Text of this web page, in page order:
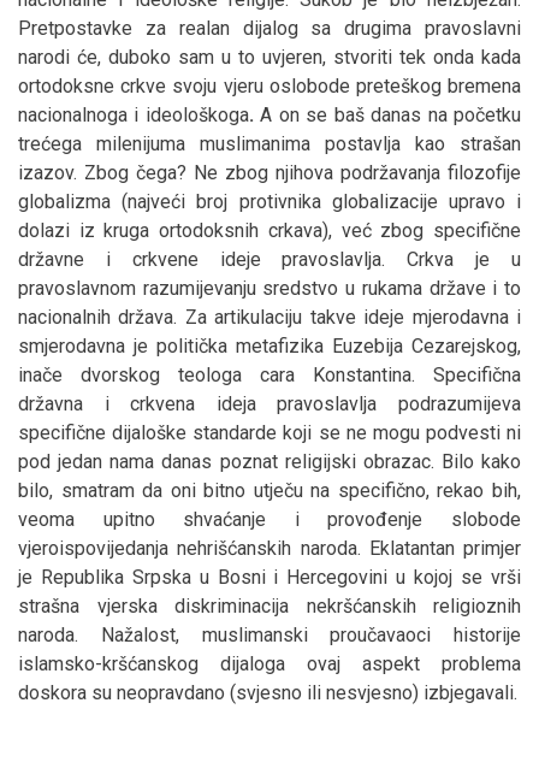
Pretpostavke za realan dijalog sa drugima pravoslavni
narodi će, duboko sam u to uvjeren, stvoriti tek onda kada
ortodoksne crkve svoju vjeru oslobode preteškog bremena
nacionalnoga i ideološkoga.A on se baš danas na početku
trećega milenijuma muslimanima postavlja kao strašan
izazov. Zbog čega? Ne zbog njihova podržavanja filozofije
globalizma (najveći broj protivnika globalizacije upravo i
dolazi iz kruga ortodoksnih crkava), već zbog specifične
državne i crkvene ideje pravoslavlja. Crkva je u
pravoslavnom razumijevanju sredstvo u rukama države i to
nacionalnih država. Za artikulaciju takve ideje mjerodavna i
smjerodavna je politička metafizika Euzebija Cezarejskog,
inače dvorskog teologa cara Konstantina. Specifična
državna i crkvena ideja pravoslavlja podrazumijeva
specifične dijaloške standarde koji se ne mogu podvesti ni
pod jedan nama danas poznat religijski obrazac. Bilo kako
bilo, smatram da oni bitno utječu na specifično, rekao bih,
veoma upitno shvaćanje i provođenje slobode
vjeroispovijedanja nehrišćanskih naroda. Eklatantan primjer
je Republika Srpska u Bosni i Hercegovini u kojoj se vrši
strašna vjerska diskriminacija nekršćanskih religioznih
naroda. Nažalost, muslimanski proučavaoci historije
islamsko-kršćanskog dijaloga ovaj aspekt problema
doskora su neopravdano (svjesno ili nesvjesno) izbjegavali.